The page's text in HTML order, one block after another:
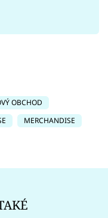
OBCHOD
MERCHANDISE